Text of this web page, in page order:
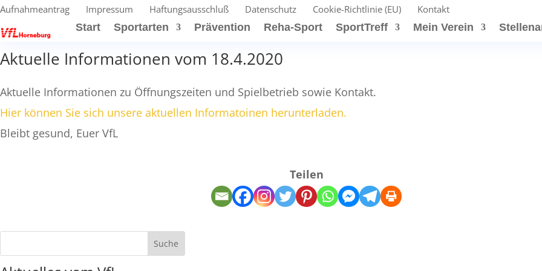
Aufnahmeantrag Impressum Haftungsausschluß Datenschutz Cookie-Richtlinie (EU)
Kontakt
Start
Sportarten Prävention Reha-Sport SportTreff Mein Verein
Aktuelle Informationen vom 18.4.2020
Aktuelle Informationen zu Öffnungszeiten und Spielbetrieb sowie Kontakt.
Hier können Sie sich unsere aktuellen Informatoinen herunterladen.
Bleibt gesund, Euer VfL
Teilen